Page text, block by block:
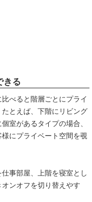
きる
べると階層ごとにプライ
とえば、下階にリビング
室があるタイプの場合、
にプライベート空間を覗
事部屋、上階を寝室とし
ンオフを切り替えやす